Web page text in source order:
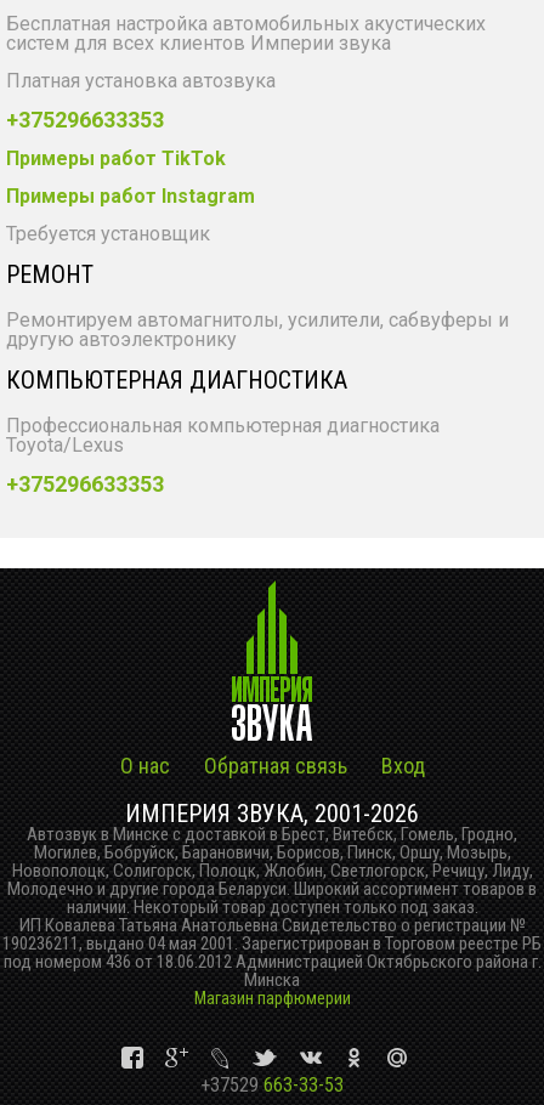
Бесплатная настройка автомобильных акустических
систем для всех клиентов Империи звука
Платная установка автозвука
+375296633353
Примеры работ TikTok
Примеры работ Instagram
Требуется установщик
РЕМОНТ
Ремонтируем автомагнитолы, усилители, сабвуферы и
другую автоэлектронику
КОМПЬЮТЕРНАЯ ДИАГНОСТИКА
Профессиональная компьютерная диагностика
Toyota/Lexus
+375296633353
О нас Обратная связь Вход
ИМПЕРИЯ ЗВУКА, 2001-2026
Автозвук в Минске с доставкой в Брест, Витебск, Гомель, Гродно,
Могилев, Бобруйск, Барановичи, Борисов, Пинск, Оршу, Мозырь,
Новополоцк, Солигорск, Полоцк, Жлобин, Светлогорск, Речицу, Лиду,
Молодечно и другие города Беларуси. Широкий ассортимент товаров в
наличии. Некоторый товар доступен только под заказ.
ИП Ковалева Татьяна Анатольевна Свидетельство о регистрации №
190236211, выдано 04 мая 2001. Зарегистрирован в Торговом реестре РБ
под номером 436 от 18.06.2012 Администрацией Октябрьского района г.
Минска
Магазин парфюмерии
+37529 663-33-53